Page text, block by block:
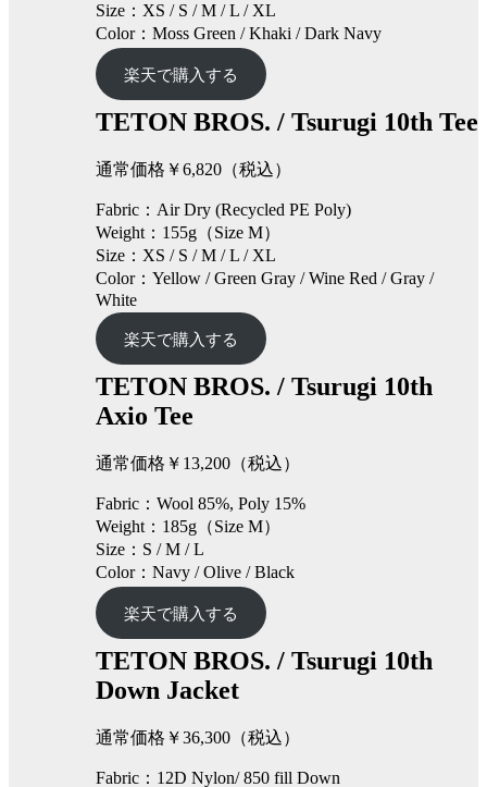
Size：XS / S / M / L / XL
Color：Moss Green / Khaki / Dark Navy
楽天で購入する
TETON BROS. / Tsurugi 10th Tee
通常価格￥6,820（税込）
Fabric：Air Dry (Recycled PE Poly)
Weight：155g（Size M）
Size：XS / S / M / L / XL
Color：Yellow / Green Gray / Wine Red / Gray /
White
楽天で購入する
TETON BROS. / Tsurugi 10th
Axio Tee
通常価格￥13,200（税込）
Fabric：Wool 85%, Poly 15%
Weight：185g（Size M）
Size：S / M / L
Color：Navy / Olive / Black
楽天で購入する
TETON BROS. / Tsurugi 10th
Down Jacket
通常価格￥36,300（税込）
Fabric：12D Nylon/ 850 fill Down